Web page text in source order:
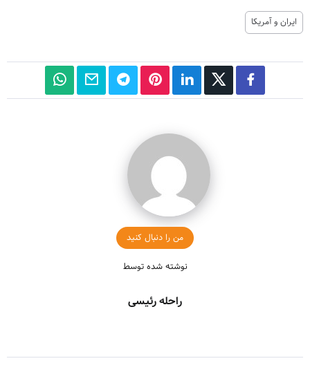
ایران و آمریکا
من را دنبال کنید
نوشته شده توسط
راحله رئیسی